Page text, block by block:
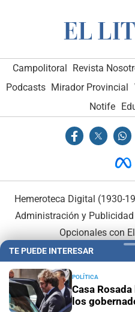
Campolitoral Revista
Podcasts Mirador Provincial
Notife
Hemeroteca Digital (1930-
Administración y Publicidad
Opcionales con
TE PUEDE INTERESAR
POLÍTICA
Casa
los